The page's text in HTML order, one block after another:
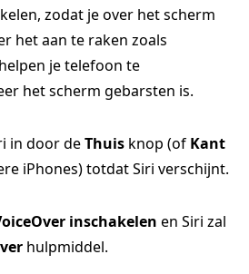
zodat je over het scherm
het aan te raken zoals
je telefoon te
het scherm gebarsten is.
in door deThuis knop (of Kant
iPhones) totdat Siri verschijnt.
inschakelen en Siri zal
hulpmiddel.